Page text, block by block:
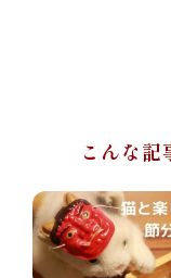
こんな記